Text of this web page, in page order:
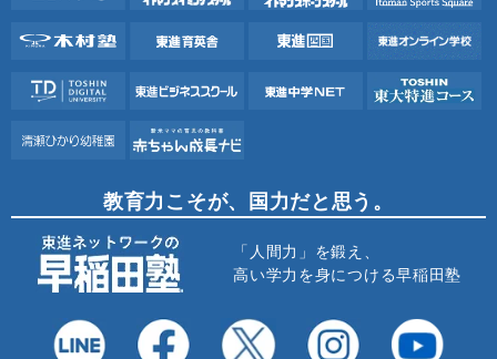
教育力こそが、国力だと思う。
「人間力」を鍛え、
高い学力を身につける早稲田塾